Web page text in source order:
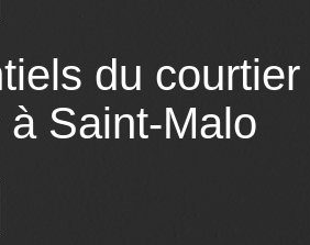
du courtier
Saint-Malo